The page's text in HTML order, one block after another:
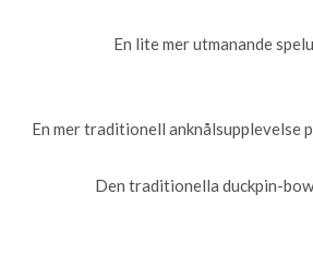
En lite mer utmanande
En mer traditionell anknålsupplevelse
Den traditionella duckpin-